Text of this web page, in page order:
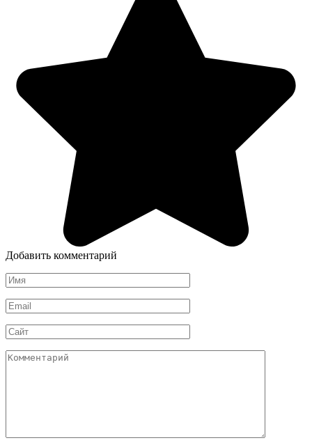
Добавить комментарий
Имя
*
Email
*
Сайт
Комментарий